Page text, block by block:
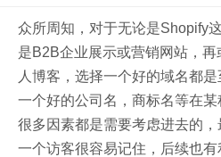
众所周知，对于无论是Shopify
是B2B企业展示或营销网站，
人博客，选择一个好的域名都
一个好的公司名，商标名等在某
很多因素都是需要考虑进去的
一个访客很容易记住，后续也有